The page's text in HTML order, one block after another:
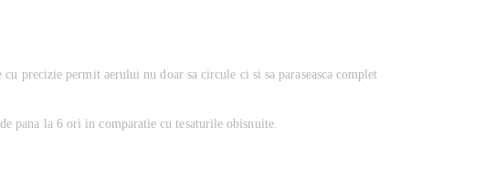
precizie permit aerului nu doar sa circule ci si sa paraseasca complet
pana la 6 ori in comparatie cu tesaturile obisnuite.